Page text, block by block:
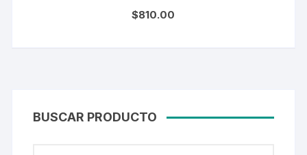
$810.00
BUSCAR PRODUCTO